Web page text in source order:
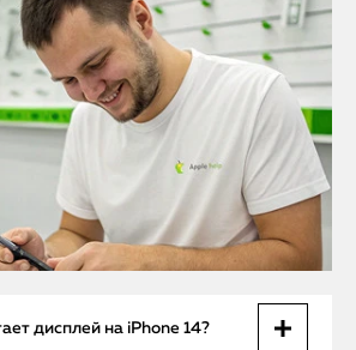
дисплей на iPhone 14?